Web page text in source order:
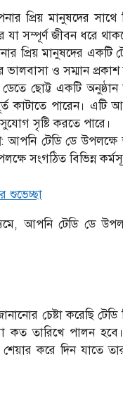
প্রিয় মানুষদের
যা সম্পূর্ণ জীবন ধরে
প্রিয় মানুষদের একটি
ভালবাসা ও সম্মান
ডেতে ছোট্ট একটি
কাটাতে পারেন। এটি
সৃষ্টি করতে পারে।
: আপনি টেডি ডে উপলক্ষে
সংগঠিত বিভিন্ন
শুভেচ্ছা
আপনি টেডি ডে
চেষ্টা করেছি
কত তারিখে পালন
করে দিন যাতে